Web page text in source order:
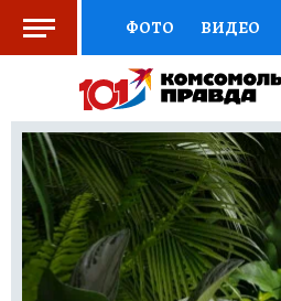
ФОТО ВИДЕО
СОЦПОДДЕРЖКА
ВЫБОР
КНИЖНАЯ ПОЛКА
ПРЕСС-ЦЕНТР